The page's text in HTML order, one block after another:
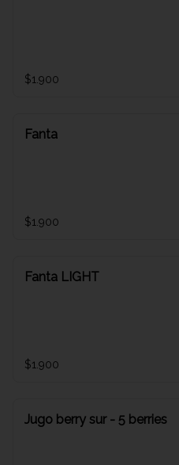
$1.900
Fanta
$1.900
Fanta LIGHT
$1.900
Jugo berry sur - 5 berries